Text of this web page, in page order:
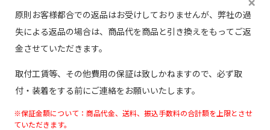
原則お客様都合での返品はお受けしておりませんが、弊社の過
失による返品の場合は、商品代を商品と引き換えをもってご返
金させていただきます。
取付工賃等、その他費用の保証は致しかねますので、必ず取
付・装着をする前にご連絡をお願いいたします。
※保証金額について：商品代金、送料、振込手数料の合計額を上限とさせ
ていただきます。